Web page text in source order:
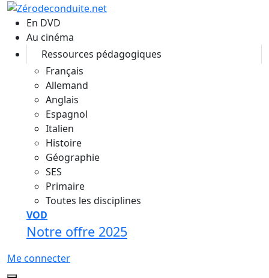
Aller au contenu principal
En DVD
Au cinéma
Ressources pédagogiques
Français
Allemand
Anglais
Espagnol
Italien
Histoire
Géographie
SES
Primaire
Toutes les disciplines
VOD
Notre offre 2025
Me connecter